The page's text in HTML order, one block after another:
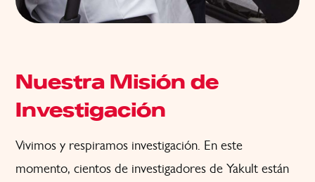
Nuestra Misión de
Investigación
Vivimos y respiramos investigación. En este
momento, cientos de investigadores de Yakult están